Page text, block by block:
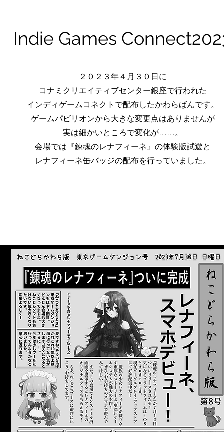
Indie Games
２０２３年４月３０日に
コナミクリエイティブセンター銀座で行われた
インディゲームコネクトで配布したかわらばんです。
ゲームパビリオンから大きな変更点はありませんが
実は細かいところで変化が……。
会場では『錬魂のレナフィーネ』の体験版試遊と
レナフィーネ缶バッジの配布を行っていました。